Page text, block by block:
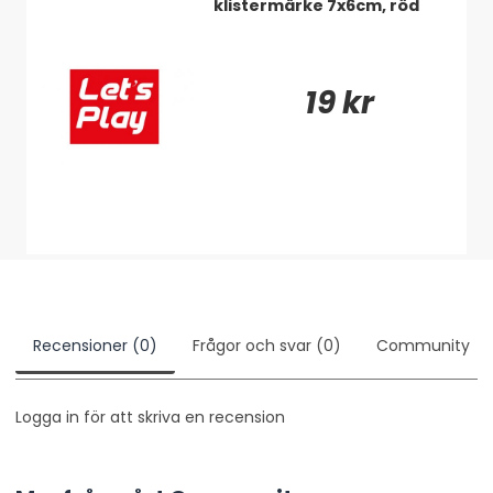
Portat eller slutet?
Denna SPL-låda har en otroligt genomtänkt konstruktion
klistermärke 7x6cm, röd
19 kr
Recensioner (0) Frågor och svar (0) Community
Logga in för att skriva en recension